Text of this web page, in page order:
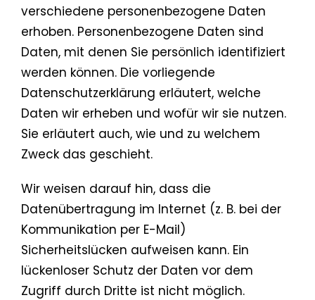
verschiedene personenbezogene Daten
erhoben. Personenbezogene Daten sind
Daten, mit denen Sie persönlich identifiziert
werden können. Die vorliegende
Datenschutzerklärung erläutert, welche
Daten wir erheben und wofür wir sie nutzen.
Sie erläutert auch, wie und zu welchem
Zweck das geschieht.
Wir weisen darauf hin, dass die
Datenübertragung im Internet (z. B. bei der
Kommunikation per E-Mail)
Sicherheitslücken aufweisen kann. Ein
lückenloser Schutz der Daten vor dem
Zugriff durch Dritte ist nicht möglich.